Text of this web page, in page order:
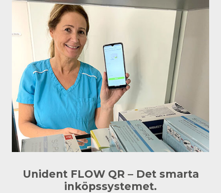
Unident FLOW QR – Det smarta
inköpssystemet.